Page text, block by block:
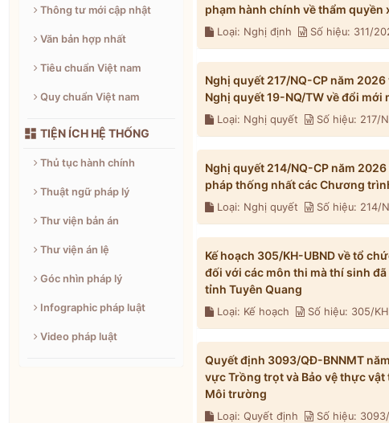
Thông tư mới cập nhật
Văn bản hợp nhất
Tiêu chuẩn Việt nam
Quy chuẩn Việt nam
 TIỆN ÍCH HỆ THỐNG
Thủ tục hành chính
Thuật ngữ pháp lý
Thư viện bản án
Thư viện án lệ
Góc nhìn pháp lý
Infographic pháp luật
Video pháp luật
phạm hành chính về thẩm
Loại: Nghị định Số hiệu: 311/
Nghị quyết 217/NQ-CP năm
Nghị quyết 19-NQ/TW về đổi mới
Loại: Nghị quyết Số hiệu: 217/
Nghị quyết 214/NQ-CP năm
pháp thống nhất các Chương
Loại: Nghị quyết Số hiệu: 214/
Kế hoạch 305/KH-UBND về tổ
đối với các môn thi mà thí sinh
tỉnh Tuyên Quang
Loại: Kế hoạch Số hiệu: 305/
Quyết định 3093/QĐ-BNNMT
vực Trồng trọt và Bảo vệ thực
Môi trường
Loại: Quyết định Số hiệu: